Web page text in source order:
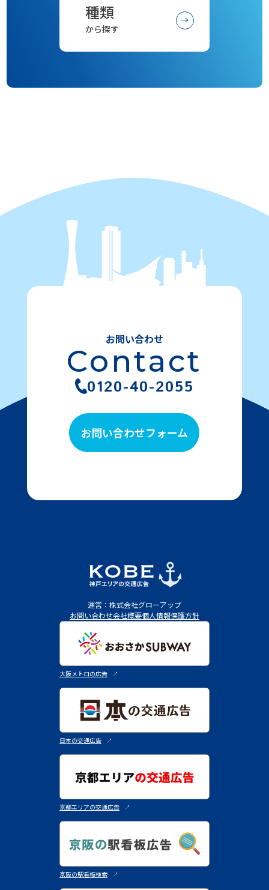
種類
から探す
お問い合わせ
Contact
0120-40-2055
お問い合わせフォーム
運営：株式会社グローアップ
お問い合わせ会社概要個人情報保護方針
大阪メトロの広告 ↗︎
日本の交通広告 ↗︎
京都エリアの交通広告 ↗︎
京阪の駅看板検索 ↗︎